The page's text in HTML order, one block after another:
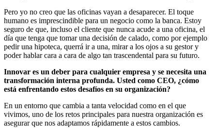
Pero yo no creo que las oficinas vayan a desaparecer. El toque
humano es imprescindible para un negocio como la banca. Estoy
seguro de que, incluso el cliente que nunca acude a una oficina, el
día que tenga que tomar una decisión de calado, como por ejemplo
pedir una hipoteca, querrá ir a una, mirar a los ojos a su gestor y
poder hablar cara a cara de algo tan trascendental para su futuro.
Innovar es un deber para cualquier empresa y se necesita una
transformación interna profunda. Usted como CEO, ¿cómo
está enfrentando estos desafíos en su organización?
En un entorno que cambia a tanta velocidad como en el que
vivimos, uno de los retos principales para nuestra organización es
asegurar que nos adaptamos rápidamente a estos cambios.